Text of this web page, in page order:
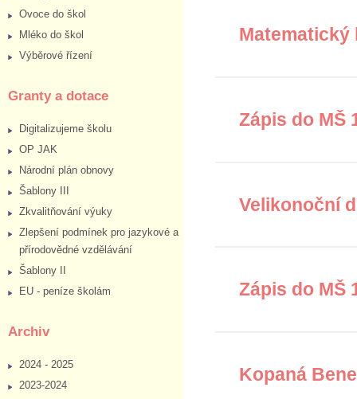
Ovoce do škol
Mléko do škol
Výběrové řízení
Granty a dotace
Digitalizujeme školu
OP JAK
Národní plán obnovy
Šablony III
Zkvalitňování výuky
Zlepšení podmínek pro jazykové a
přírodovědné vzdělávání
Šablony II
EU - peníze školám
Archiv
2024 - 2025
2023-2024
Matematický
Zápis do MŠ
Velikonoční
Zápis do MŠ
Kopaná